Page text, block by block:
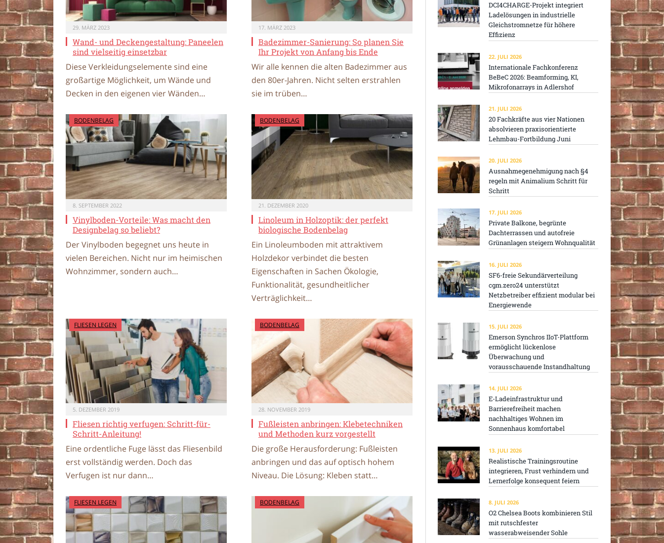
29. MÄRZ 2023
Wand- und Deckengestaltung: Paneelen
sind vielseitig einsetzbar
Diese Verkleidungselemente sind eine
großartige Möglichkeit, um Wände und
Decken in den eigenen vier Wänden…
17. MÄRZ 2023
Badezimmer-Sanierung: So planen Sie
Ihr Projekt von Anfang bis Ende
Wir alle kennen die alten Badezimmer aus
den 80er-Jahren. Nicht selten erstrahlen
sie im trüben…
BODENBELAG
8. SEPTEMBER 2022
Vinylboden-Vorteile: Was macht den
Designbelag so beliebt?
Der Vinylboden begegnet uns heute in
vielen Bereichen. Nicht nur im heimischen
Wohnzimmer, sondern auch…
BODENBELAG
21. DEZEMBER 2020
Linoleum in Holzoptik: der perfekt
biologische Bodenbelag
Ein Linoleumboden mit attraktivem
Holzdekor verbindet die besten
Eigenschaften in Sachen Ökologie,
Funktionalität, gesundheitlicher
Verträglichkeit…
FLIESEN LEGEN
5. DEZEMBER 2019
Fliesen richtig verfugen: Schritt-für-
Schritt-Anleitung!
Eine ordentliche Fuge lässt das Fliesenbild
erst vollständig werden. Doch das
Verfugen ist nur dann…
BODENBELAG
28. NOVEMBER 2019
Fußleisten anbringen: Klebetechniken
und Methoden kurz vorgestellt
Die große Herausforderung: Fußleisten
anbringen und das auf optisch hohem
Niveau. Die Lösung: Kleben statt…
FLIESEN LEGEN BODENBELAG
DCI4CHARGE-Projekt integriert
Ladelösungen in industrielle
Gleichstromnetze für höhere
Effizienz
22. JULI 2026
Internationale Fachkonferenz
BeBeC 2026: Beamforming, KI,
Mikrofonarrays in Adlershof
21. JULI 2026
20 Fachkräfte aus vier Nationen
absolvieren praxisorientierte
Lehmbau-Fortbildung Juni
20. JULI 2026
Ausnahmegenehmigung nach §4
regeln mit Animalium Schritt für
Schritt
17. JULI 2026
Private Balkone, begrünte
Dachterrassen und autofreie
Grünanlagen steigern Wohnqualität
16. JULI 2026
SF6-freie Sekundärverteilung
cgm.zero24 unterstützt
Netzbetreiber effizient modular bei
Energiewende
15. JULI 2026
Emerson Synchros IIoT-Plattform
ermöglicht lückenlose
Überwachung und
vorausschauende Instandhaltung
14. JULI 2026
E-Ladeinfrastruktur und
Barrierefreiheit machen
nachhaltiges Wohnen im
Sonnenhaus komfortabel
13. JULI 2026
Realistische Trainingsroutine
integrieren, Frust verhindern und
Lernerfolge konsequent feiern
8. JULI 2026
O2 Chelsea Boots kombinieren Stil
mit rutschfester
wasserabweisender Sohle